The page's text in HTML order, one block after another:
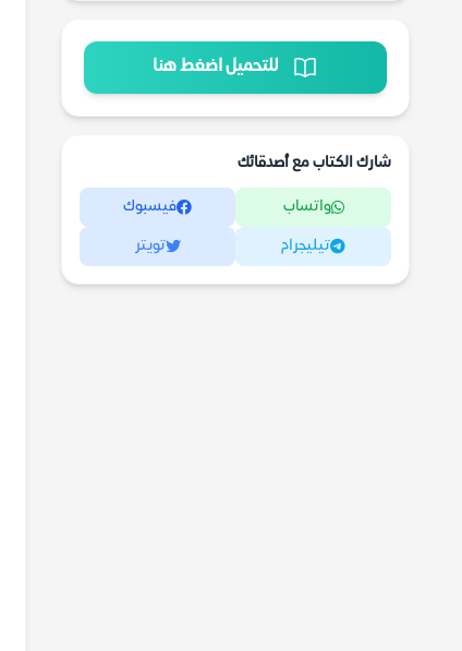
للتحميل اضغط هنا
شارك الكتاب مع أصدقائك
واتساب فيسبوك
تيليجرام تويتر